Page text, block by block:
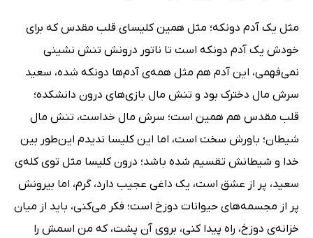
مثل یک آدم دونکه؛ مثل همین کلیسای قلب مقدس که برای
خودش یک آدم دونکه است تا ناتور درونش تنش نشینی
نمی‌فهمی، این آدم هم مثل همه‌ی آدم‌ها دونکه شده، سعید
سرش مال دخترک بود و تنش مال بازی‌های درون دانشکده؛
قلب مقدس هم همین است؛ سرش مال خداست، تنش مال
شیطان؛ باورش سخت است، اما این کلیسا ندیدم این‌طور بین
خدا و شیطانش تقسیم شده باشد؛ درون کلیسا مثل توی کله‌ی
سعید، پر از عشق است، یک داغی عجیب دارد، گرم، اما بیرونش
پر از مجسمه‌های حیوانات دوزخ است؛ فکر می‌کنی، باید از میان
خزانه‌ی دوزخ، راه پیدا کنی، بروی آن پشت، که من اسمش را